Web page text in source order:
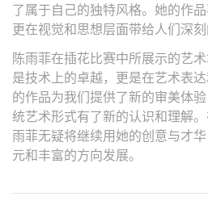
了属于自己的独特风格。她的作
更在视觉和思想层面带给人们深刻
陈雨菲在插花比赛中所展示的艺
是技术上的卓越，更是在艺术表
的作品为我们提供了新的审美体
统艺术形式有了新的认识和理解
雨菲无疑将继续用她的创意与才
元和丰富的方向发展。